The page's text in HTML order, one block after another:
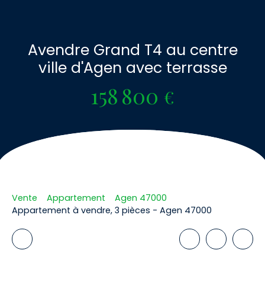
Avendre Grand T4 au centre
ville d'Agen avec terrasse
158 800 €
Vente Appartement
Agen 47000
Appartement à vendre, 3 pièces - Agen 47000